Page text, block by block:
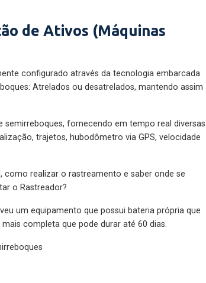
de Ativos (Máquinas
configurado através da tecnologia embarcada
Atrelados ou desatrelados, mantendo assim a
fornecendo em tempo real diversas
trajetos, hubodômetro via GPS, velocidade
realizar o rastreamento e saber onde se
o Rastreador?
um equipamento que possui bateria própria que
completa que pode durar até 60 dias.